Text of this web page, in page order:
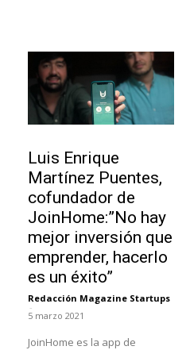
Luis Enrique
Martínez Puentes,
cofundador de
JoinHome:”No hay
mejor inversión que
emprender, hacerlo
es un éxito”
Redacción Magazine Startups
-
5 marzo 2021
JoinHome es la app de